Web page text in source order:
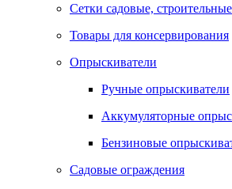
Сетки садовые, строительные
Товары для консервирования
Опрыскиватели
Ручные опрыскиватели
Аккумуляторные
Бензиновые
Садовые ограждения